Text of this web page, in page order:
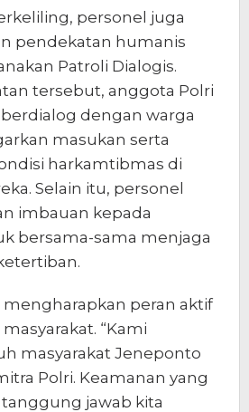
personel juga
pendekatan humanis
Patroli Dialogis.
tersebut, anggota Polri
dengan warga
masukan serta
harkamtibmas di
Selain itu, personel
imbauan kepada
bersama-sama menjaga
mengharapkan peran aktif
“Kami
masyarakat Jeneponto
Polri. Keamanan yang
jawab kita